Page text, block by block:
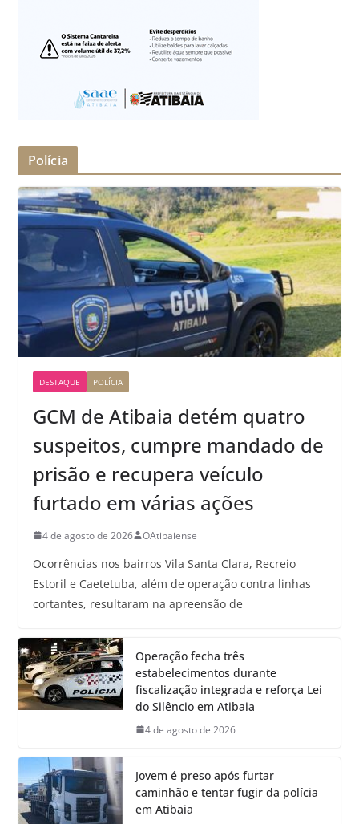
Polícia
DESTAQUE POLÍCIA
GCM de Atibaia detém quatro
suspeitos, cumpre mandado de
prisão e recupera veículo
furtado em várias ações
4 de agosto de 2026 OAtibaiense
Ocorrências nos bairros Vila Santa Clara, Recreio
Estoril e Caetetuba, além de operação contra linhas
cortantes, resultaram na apreensão de
Operação fecha três
estabelecimentos durante
fiscalização integrada e reforça Lei
do Silêncio em Atibaia
4 de agosto de 2026
Jovem é preso após furtar
caminhão e tentar fugir da polícia
em Atibaia